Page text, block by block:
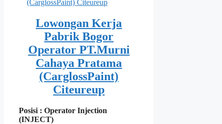
Lowongan Kerja
Pabrik Bogor
Operator PT.Murni
Cahaya Pratama
(CarglossPaint)
Citeureup
Posisi : Operator Injection
(INJECT)